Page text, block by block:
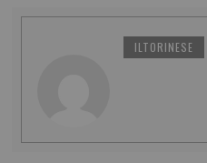
ILTORINESE